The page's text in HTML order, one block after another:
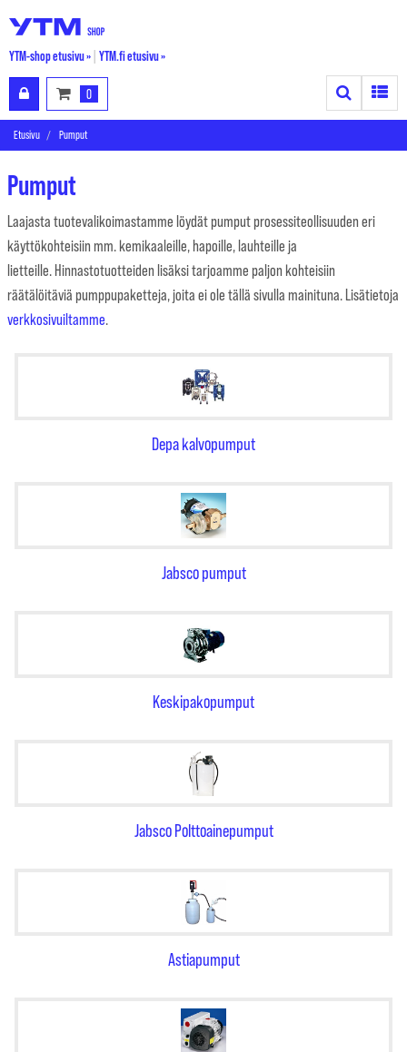
YTM-shop etusivu » YTM.fi etusivu »
0 Search
Etusivu Pumput
Pumput
Laajasta tuotevalikoimastamme löydät pumput prosessiteollisuuden eri
käyttökohteisiin mm. kemikaaleille, hapoille, lauhteille ja
lietteille. Hinnastotuotteiden lisäksi tarjoamme paljon kohteisiin
räätälöitäviä pumppupaketteja, joita ei ole tällä sivulla mainituna. Lisätietoja
verkkosivuiltamme.
Depa kalvopumput
Jabsco pumput
Keskipakopumput
Jabsco Polttoainepumput
Astiapumput